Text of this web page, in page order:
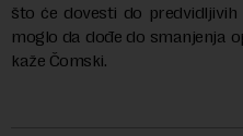
što će dovesti do
moglo da dođe do smanjenja
kaže Čomski.